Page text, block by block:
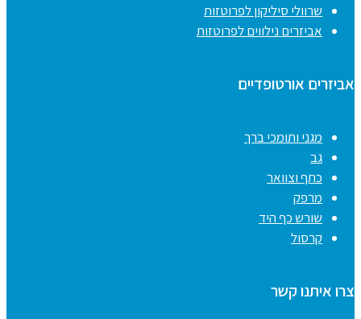
שרוולי סיליקון לפרוטזות
אביזרים נילווים לפרוטזות
אביזרים אורטופדיים
מגני ותומכי ברך
גב
כתף וצוואר
מרפק
שורש כף היד
קרסול
צרו איתנו קשר